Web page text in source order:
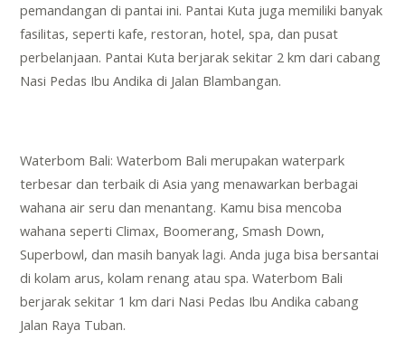
pemandangan di pantai ini. Pantai Kuta juga memiliki banyak
fasilitas, seperti kafe, restoran, hotel, spa, dan pusat
perbelanjaan. Pantai Kuta berjarak sekitar 2 km dari cabang
Nasi Pedas Ibu Andika di Jalan Blambangan.
Waterbom Bali: Waterbom Bali merupakan waterpark
terbesar dan terbaik di Asia yang menawarkan berbagai
wahana air seru dan menantang. Kamu bisa mencoba
wahana seperti Climax, Boomerang, Smash Down,
Superbowl, dan masih banyak lagi. Anda juga bisa bersantai
di kolam arus, kolam renang atau spa. Waterbom Bali
berjarak sekitar 1 km dari Nasi Pedas Ibu Andika cabang
Jalan Raya Tuban.